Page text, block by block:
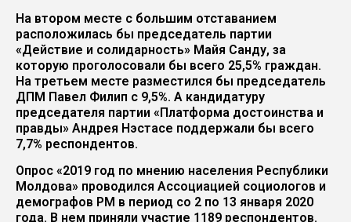
На втором месте с большим отставанием
расположилась бы председатель партии
«Действие и солидарность» Майя Санду, за
которую проголосовали бы всего 25,5% граждан.
На третьем месте разместился бы председатель
ДПМ Павел Филип с 9,5%. А кандидатуру
председателя партии «Платформа достоинства и
правды» Андрея Нэстасе поддержали бы всего
7,7% респондентов.
Опрос «2019 год по мнению населения Республики
Молдова» проводился Ассоциацией социологов и
демографов РМ в период со 2 по 13 января 2020
года. В нем приняли участие 1189 респондентов.